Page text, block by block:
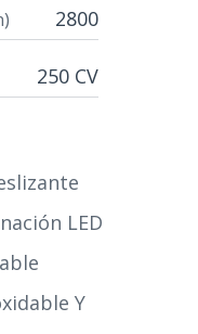
2800
250 CV
LED
Y